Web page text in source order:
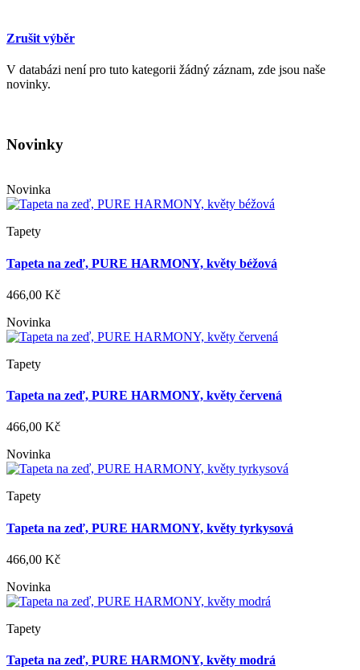
Zrušit výběr
V databázi není pro tuto kategorii žádný záznam, zde jsou naše
novinky.
Novinky
Novinka
Tapety
Tapeta na zeď, PURE HARMONY, květy béžová
466,00 Kč
Novinka
Tapety
Tapeta na zeď, PURE HARMONY, květy červená
466,00 Kč
Novinka
Tapety
Tapeta na zeď, PURE HARMONY, květy tyrkysová
466,00 Kč
Novinka
Tapety
Tapeta na zeď, PURE HARMONY, květy modrá